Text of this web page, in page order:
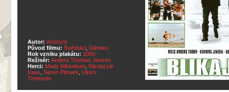
Autor: Anonym
Původ filmu: Švédsko Dánsko
Rok vzniku plakátu: 2000
Režisér: Anders Thomas Jensen
Herci: Mads Mikkelsen Nikolaj Lie
Kaas Søren Pilmark Ulrich
Thomsen